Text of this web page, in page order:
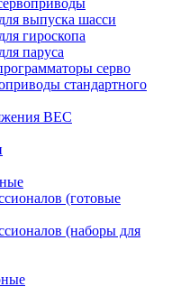
выпуска шасси
гироскопа
паруса
серво
стандартного
BEC
(готовые
(наборы для